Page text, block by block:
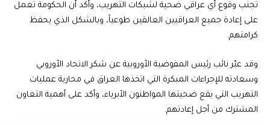
تجنب وقوع أي عراقي ضحية لشبكات التهريب، وأكد أن الحكومة تعمل
على إعادة جميع العراقيين العالقين طوعياً، وبالشكل الذي يحفظ
كرامتهم.
وقد عبّر نائب رئيس المفوضية الأوروبية عن شكر الاتحاد الأوروبي
وسعادته للإجراءات المبكرة التي اتخذها العراق في محاربة عمليات
التهريب التي يقع ضحيتها المواطنون الأبرياء، وأكد على أهمية التعاون
المشترك من أجل إعادتهم.